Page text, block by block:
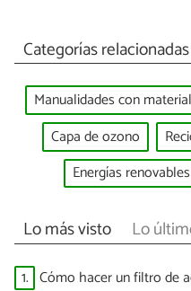
Categorías relacionadas
Manualidades con
Capa de ozono
Energías renovables
Lo más visto Lo
1. Cómo hacer un filtro de